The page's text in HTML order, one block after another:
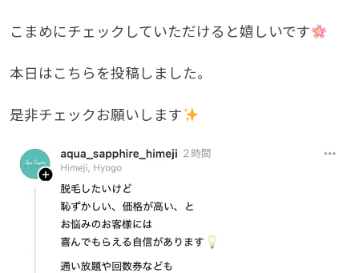
こまめにチェックしていただけると嬉しいです
本日はこちらを投稿しました。
是非チェックお願いします